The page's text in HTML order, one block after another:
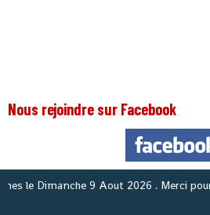
Nous rejoindre sur Facebook
leDimanche 9 Aout 2026. Merci pour